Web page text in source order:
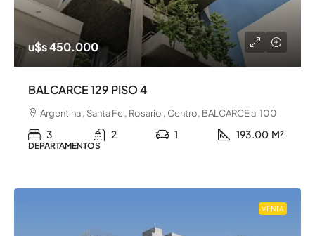
u$s 450.000
BALCARCE 129 PISO 4
Argentina , Santa Fe , Rosario , Centro, BALCARCE al 100
3 2 1 193.00 M²
DEPARTAMENTOS
VENTA